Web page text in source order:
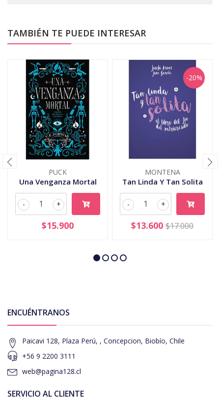
TAMBIÉN TE PUEDE INTERESAR
PUCK
Una Venganza Mortal
+
-
$15.900
-20%
MONTENA
Tan Linda Y Tan Solita
+
-
$13.600 $17.000
ENCUÉNTRANOS
Paicavi 128, Plaza Perú, , Concepcion, Biobío, Chile
+56 9 2200 3111
web@pagina128.cl
SERVICIO AL CLIENTE